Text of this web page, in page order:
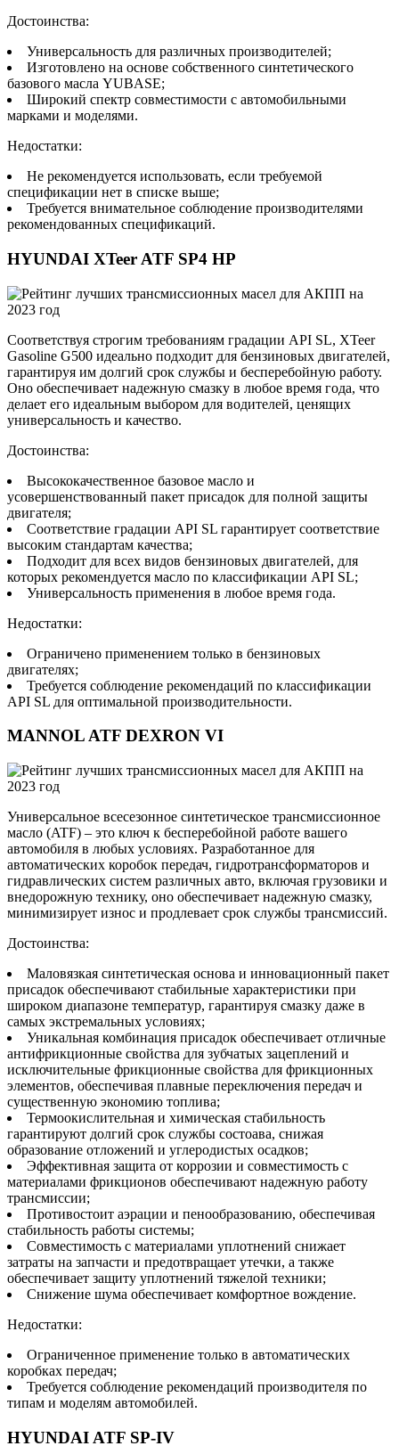
Достоинства:
Универсальность для различных производителей;
Изготовлено на основе собственного синтетического
базового масла YUBASE;
Широкий спектр совместимости с автомобильными
марками и моделями.
Недостатки:
Не рекомендуется использовать, если требуемой
спецификации нет в списке выше;
Требуется внимательное соблюдение производителями
рекомендованных спецификаций.
HYUNDAI XTeer ATF SP4 HP
Соответствуя строгим требованиям градации API SL, XTeer
Gasoline G500 идеально подходит для бензиновых двигателей,
гарантируя им долгий срок службы и бесперебойную работу.
Оно обеспечивает надежную смазку в любое время года, что
делает его идеальным выбором для водителей, ценящих
универсальность и качество.
Достоинства:
Высококачественное базовое масло и
усовершенствованный пакет присадок для полной защиты
двигателя;
Соответствие градации API SL гарантирует соответствие
высоким стандартам качества;
Подходит для всех видов бензиновых двигателей, для
которых рекомендуется масло по классификации API SL;
Универсальность применения в любое время года.
Недостатки:
Ограничено применением только в бензиновых
двигателях;
Требуется соблюдение рекомендаций по классификации
API SL для оптимальной производительности.
MANNOL ATF DEXRON VI
Универсальное всесезонное синтетическое трансмиссионное
масло (ATF) – это ключ к бесперебойной работе вашего
автомобиля в любых условиях. Разработанное для
автоматических коробок передач, гидротрансформаторов и
гидравлических систем различных авто, включая грузовики и
внедорожную технику, оно обеспечивает надежную смазку,
минимизирует износ и продлевает срок службы трансмиссий.
Достоинства:
Маловязкая синтетическая основа и инновационный пакет
присадок обеспечивают стабильные характеристики при
широком диапазоне температур, гарантируя смазку даже в
самых экстремальных условиях;
Уникальная комбинация присадок обеспечивает отличные
антифрикционные свойства для зубчатых зацеплений и
исключительные фрикционные свойства для фрикционных
элементов, обеспечивая плавные переключения передач и
существенную экономию топлива;
Термоокислительная и химическая стабильность
гарантируют долгий срок службы состоава, снижая
образование отложений и углеродистых осадков;
Эффективная защита от коррозии и совместимость с
материалами фрикционов обеспечивают надежную работу
трансмиссии;
Противостоит аэрации и пенообразованию, обеспечивая
стабильность работы системы;
Совместимость с материалами уплотнений снижает
затраты на запчасти и предотвращает утечки, а также
обеспечивает защиту уплотнений тяжелой техники;
Снижение шума обеспечивает комфортное вождение.
Недостатки:
Ограниченное применение только в автоматических
коробках передач;
Требуется соблюдение рекомендаций производителя по
типам и моделям автомобилей.
HYUNDAI ATF SP-IV